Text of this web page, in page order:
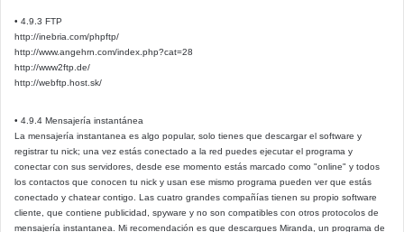
• 4.9.3 FTP
http://inebria.com/phpftp/
http://www.angehrn.com/index.php?cat=28
http://www2ftp.de/
http://webftp.host.sk/
• 4.9.4 Mensajería instantánea
La mensajería instantanea es algo popular, solo tienes que descargar el software y
registrar tu nick; una vez estás conectado a la red puedes ejecutar el programa y
conectar con sus servidores, desde ese momento estás marcado como "online" y todos
los contactos que conocen tu nick y usan ese mismo programa pueden ver que estás
conectado y chatear contigo. Las cuatro grandes compañías tienen su propio software
cliente, que contiene publicidad, spyware y no son compatibles con otros protocolos de
mensajería instantanea. Mi recomendación es que descargues Miranda, un programa de